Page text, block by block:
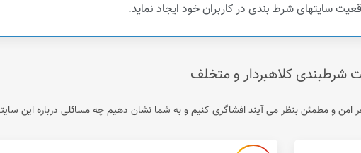
سایتهای شرط بندی در کاربران خود ایجاد نماید.
شرطبندی کلاهبردار و متخلف
و مطمئن بنظر می آیند افشاگری کنیم و به شما نشان دهیم چه مسائلی درباره این